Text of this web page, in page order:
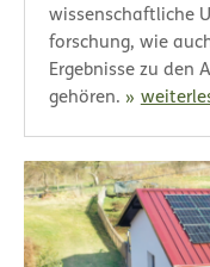
wissenschaftliche
forschung, wie
Ergebnisse zu den
gehören.